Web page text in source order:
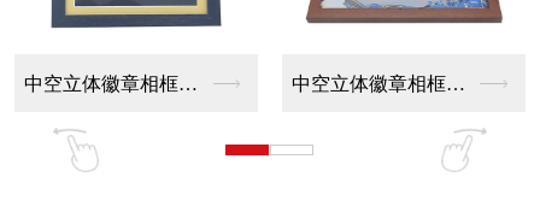
中空立体徽章相框报价 中空立体徽章相框定做